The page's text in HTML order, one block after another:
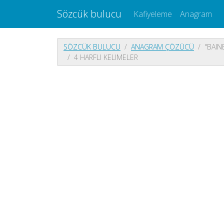
Sözcük bulucu Kafiyeleme Anagram
SÖZCÜK BULUCU ANAGRAM ÇÖZÜCÜ
4 HARFLI KELIMELER